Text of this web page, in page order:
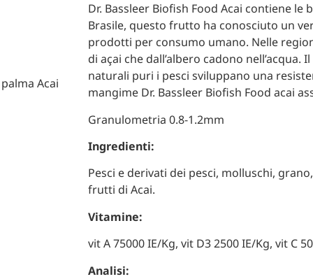
Acai
Dr. Bassleer Biofish Food Acai contiene
Brasile, questo frutto ha conosciuto un
prodotti per consumo umano. Nelle
di açai che dall’albero cadono
naturali puri i pesci sviluppano una
mangime Dr. Bassleer Biofish Food acai
Granulometria 0.8-1.2mm
Ingredienti:
Pesci e derivati dei pesci, molluschi,
frutti di Acai.
Vitamine:
vit A 75000 IE/Kg, vit D3 2500 IE/Kg, vit C
Analisi: